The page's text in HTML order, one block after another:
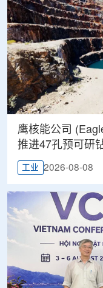
鹰核能公司
推进47孔预可研
工业 2026-08-08